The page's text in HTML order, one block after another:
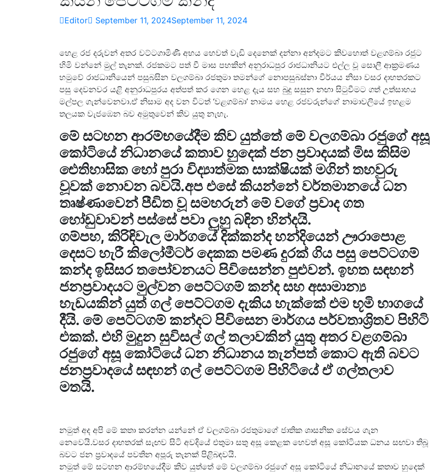
Editor September 11, 2024September 11, 2024
හෙළ රජ දරුවන් අතර වට්ටගාමිණී අභය හෙවත් වැඩි දෙනෙක් දන්නා අන්දමට කිවහොත් වළගම්බා රජුට
හිමි වන්නේ මුල් තැනක්. රජකමට පත් වී මාස පහකින් අනුරාධපුර රාජධානියට එල්ල වූ සොලී ආක්‍රමණය
හමුවේ රාජධානියෙන් පසුබසින වලගම්බා රජතුමා තමන්ගේ නොපසුබස්නා වීර්යය නිසා වසර දාහතරකට
පසු දෙවනවර යළි අනුරාධපුරය අත්පත් කර ගෙන හෙළ දැය සහ බුදු සසුන නඟා සිටුවීමට ගත් උත්සාහය
මල්පල ගැන්වෙනවා.ඒ නිසාම අද වන විටත් ‘වළගම්බා’ නාමය හෙළ රජවරුන්ගේ නාමාවලියේ ඉහළම
තලයක වැජඹෙන බව අමුතුවෙන් කිව යුතු නැහැ.
මේ සටහන ආරම්භයේදීම කිව යුත්තේ මේ වලගම්බා රජුගේ අසූ
කෝටියේ නිධානයේ කතාව හුදෙක් ජන ප්‍රවාදයක් මිස කිසිම
ඓතිහාසික හෝ පුරා විද්‍යාත්මක සාක්ෂියක් මගින් තහවුරු
වූවක් නොවන බවයි.අප එසේ කියන්නේ වර්තමානයේ ධන
තෘෂ්ණාවෙන් පීඩිත වූ සමහරුන් මේ වගේ ප්‍රවාද ගත
හෝඩුවාවන් පස්සේ පවා ලුහු බඳින හින්දයි.
ගම්පහ, කිරිඳිවැල මාර්ගයේ දික්කන්ද හන්දියෙන් ඌරාපොළ
දෙසට හැරී කිලෝමීටර් දෙකක පමණ දුරක් ගිය පසු පෙට්ටගම්
කන්ද ඉසිසර තපෝවනයට පිවිසෙන්න පුළුවන්. ඉහත සඳහන්
ජනප්‍රවාදයට මුල්වන පෙට්ටගම් කන්ද සහ අසාමාන්‍ය
හැඩයකින් යුත් ගල් පෙට්ටගම දැකිය හැක්කේ එම භූමි භාගයේ
දීයි. මේ පෙට්ටගම් කන්දට පිවිසෙන මාර්ගය පර්වතාශ්‍රිතව පිහිටි
එකක්. එහි මුදුන සුවිසල් ගල් තලාවකින් යුතු අතර වළගම්බා
රජුගේ අසූ කෝටියේ ධන නිධානය තැන්පත් කොට ඇති බවට
ජනප්‍රවාදයේ සඳහන් ගල් පෙට්ටගම පිහිටියේ ඒ ගල්තලාව
මතයි.
නමුත් අද අපි මේ කතා කරන්න යන්නේ ඒ වලගම්බා රජතුමාගේ ජාතික ශාසනික සේවය ගැන
නෙවෙයි.වසර දාහතරක් සැඟව සිටි අවදියේ එතුමා සතු අසූ කෙළක හෙවත් අසූ කෝටියක ධනය සඟවා තිබූ
බවට ජන ප්‍රවාදයේ පවතින අපූරු තැනක් පිළිබඳවයි.
නමුත් මේ සටහන ආරම්භයේදීම කිව යුත්තේ මේ වලගම්බා රජුගේ අසූ කෝටියේ නිධානයේ කතාව හුදෙක්